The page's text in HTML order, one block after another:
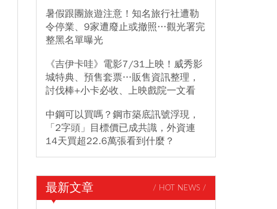
暑假跟團旅遊注意！知名旅行社遭勒
令停業、9家遭廢止或撤照…觀光署完
整黑名單曝光
《吉伊卡哇》電影7/31上映！威秀影
城特典、預售套票…販售資訊整理，
討伐棒+小卡必收、上映戲院一文看
中鋼可以買嗎？鋼市築底訊號浮現，
「2字頭」目標價已成共識，外資連
14天買超22.6萬張看到什麼？
最新文章 / HOT NEWS /